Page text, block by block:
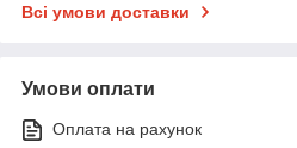
Всі умови доставки
Умови оплати
Оплата на рахунок